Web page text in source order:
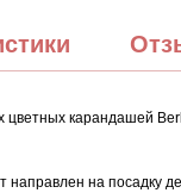
цветных карандашей
направлен на посадку